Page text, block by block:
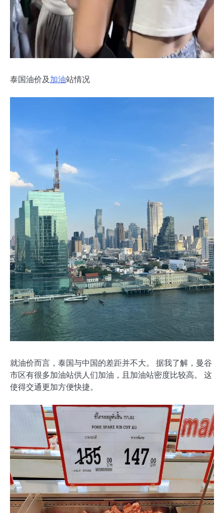
泰国油价及 加油站情况
就油价而言，泰国与中国的差距并不大。 据我了解，曼谷
市区有很多加油站供人们加油，且加油站密度比较高。 这
使得交通更加方便快捷。